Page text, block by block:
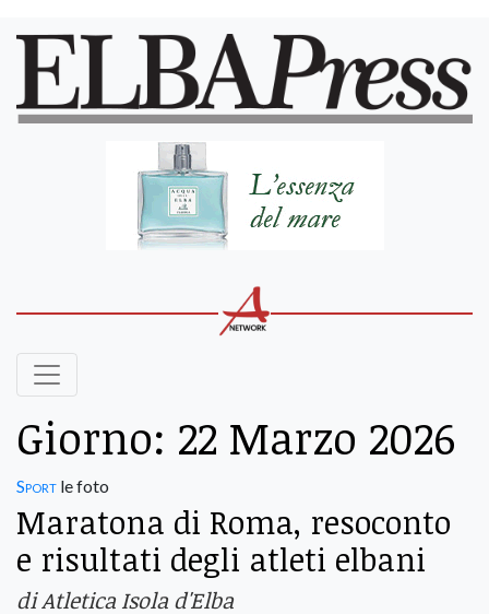
Giorno: 22 Marzo 2026
Sport le foto
Maratona di Roma, resoconto
e risultati degli atleti elbani
di Atletica Isola d'Elba